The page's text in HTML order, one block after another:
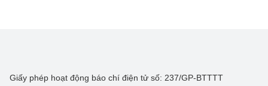
Giấy phép hoạt động báo chí điện tử số: 237/GP-BTTTT